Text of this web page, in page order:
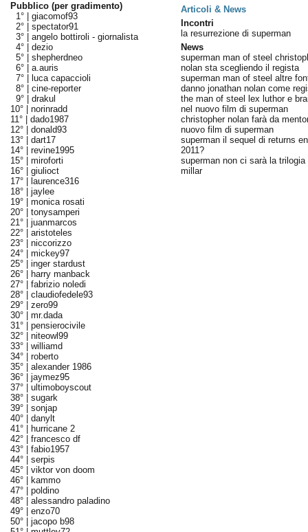
Pubblico (per gradimento)
1° | giacomof93
2° | spectator91
3° | angelo bottiroli - giornalista
4° | dezio
5° | shepherdneo
6° | a.auris
7° |
luca capaccioli
8° | cine-reporter
9° | drakul
10° | norinradd
11° | dado1987
12° | donald93
13° | dart17
14° | revine1995
15° | miroforti
16° | giulioct
17° |
laurence316
18° | jaylee
19° | monica rosati
20° | tonysamperi
21° | juanmarcos
22° | aristoteles
23° | niccorizzo
24° | mickey97
25° | inger stardust
26° |
harry manback
27° | fabrizio noledi
28° | claudiofedele93
29° | zero99
30° | mr.dada
31° | pensierocivile
32° | niteowl99
33° | williamd
34° | roberto
35° | alexander 1986
36° | jaymez95
37° | ultimoboyscout
38° | sugark
39° | sonjap
40° | danylt
41° |
hurricane 2
42° | francesco df
43° | fabio1957
44° | serpis
45° | viktor von doom
46° |
kammo
47° | poldino
48° | alessandro paladino
49° | enzo70
50° | jacopo b98
Articoli & News
Incontri
la resurrezione di superman
News
superman man of steel
nolan sta scegliendo il regista
superman man of steel altre
danno jonathan nolan come
the man of steel lex luthor e
nel nuovo film di superman
christopher nolan farà da
nuovo film di superman
superman il sequel di returns
2011?
superman non ci sarà la trilogia
millar